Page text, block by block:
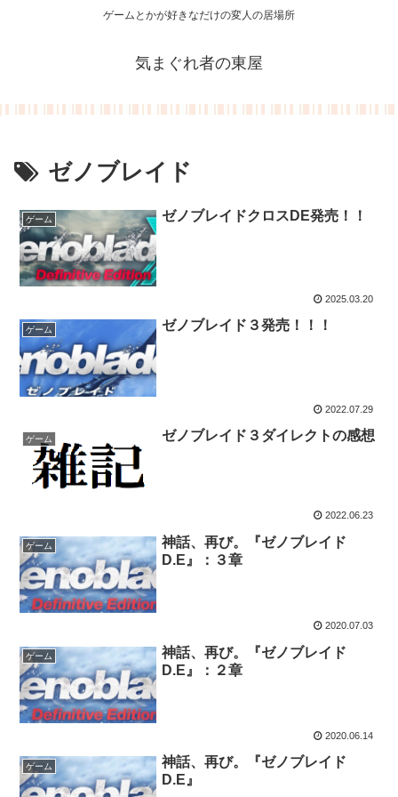
ゲームとかが好きなだけの変人の居場所
気まぐれ者の東屋
ゼノブレイド
ゲーム ゼノブレイドクロスDE発売！！
2025.03.20
ゲーム ゼノブレイド３発売！！！
2022.07.29
ゲーム ゼノブレイド３ダイレクトの感想
2022.06.23
ゲーム
神話、再び。『ゼノブレイド
D.E』：３章
2020.07.03
ゲーム
神話、再び。『ゼノブレイド
D.E』：２章
2020.06.14
ゲーム
神話、再び。『ゼノブレイド
D.E』